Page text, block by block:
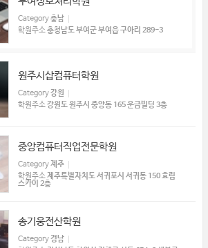
Category충남
학원주소충청남도 부여군 부여읍 구아리 289-3
원주시삽컴퓨터학원
Category강원
학원주소강원도 원주시 중앙동 165 운금빌딩 3층
중앙컴퓨터직업전문학원
Category제주
학원주소제주특별자치도 서귀포시 서귀동 150 효림
스카이 2층
송기웅전산학원
Category경남